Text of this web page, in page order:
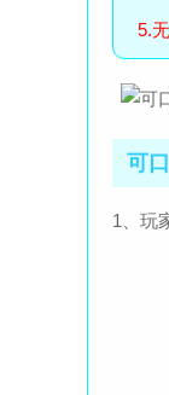
5.
可
1、玩